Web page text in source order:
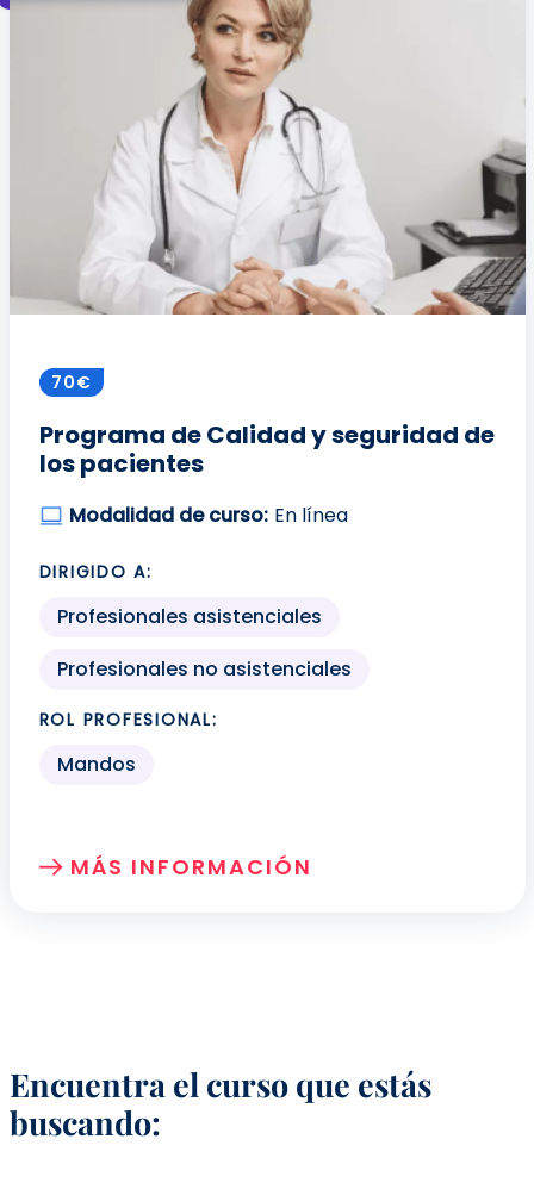
70€
Programa de Calidad y seguridad de
los pacientes
Modalidad de curso: En línea
DIRIGIDO A:
Profesionales asistenciales
Profesionales no asistenciales
ROL PROFESIONAL:
Mandos
MÁS INFORMACIÓN
SOBRE: PROGRAMA DE CALIDAD Y
Encuentra el curso que estás
buscando: